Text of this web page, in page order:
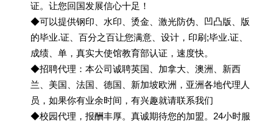
证。让您回国发展信心十足！
◆可以提供钢印、水印、烫金、激光防伪、凹凸版、版
的毕业.证、百分之百让您满意、设计，印刷;毕业.证、
成绩、单，真实大使馆教育部认证，速度快。
◆招聘代理：本公司诚聘英国、加拿大、澳洲、新西
兰、美国、法国、德国、新加坡欧洲，亚洲各地代理人
员，如果你有业余时间，有兴趣就请联系我们
◆校园代理，报酬丰厚。真诚期待您的加盟。24小时服